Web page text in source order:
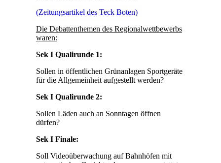
(Zeitungsartikel des Teck Boten)
Die Debattenthemen des Regionalwettbewerbs
waren:
Sek I Qualirunde 1:
Sollen in öffentlichen Grünanlagen Sportgeräte
für die Allgemeinheit aufgestellt werden?
Sek I Qualirunde 2:
Sollen Läden auch an Sonntagen öffnen
dürfen?
Sek I Finale:
Soll Videoüberwachung auf Bahnhöfen mit